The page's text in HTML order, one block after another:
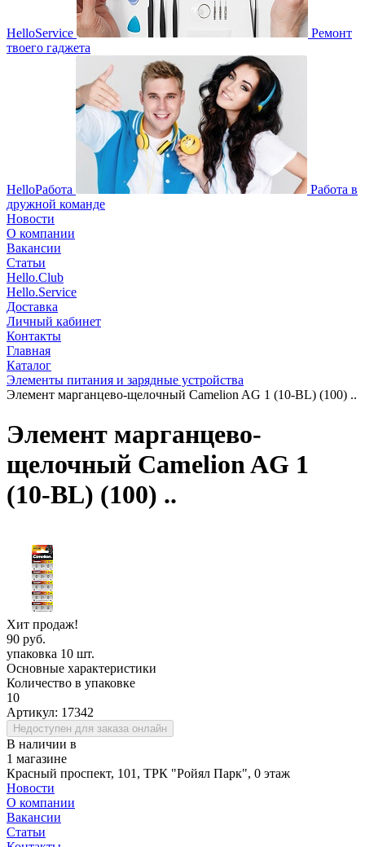
HelloService
Ремонт
твоего гаджета
HelloРабота
Работа в
дружной команде
Новости
О компании
Вакансии
Статьи
Hello.Club
Hello.Service
Доставка
Личный кабинет
Контакты
Главная
Каталог
Элементы питания и зарядные устройства
Элемент марганцево-щелочный Camelion AG 1 (10-BL) (100) ..
Элемент марганцево-
щелочный Camelion AG 1
(10-BL) (100) ..
Хит продаж!
90 руб.
упаковка 10 шт.
Основные характеристики
Количество в упаковке
10
Артикул: 17342
Недоступен для заказа онлайн
В наличии в
1 магазине
Красный проспект, 101, ТРК "Ройял Парк", 0 этаж
Новости
О компании
Вакансии
Статьи